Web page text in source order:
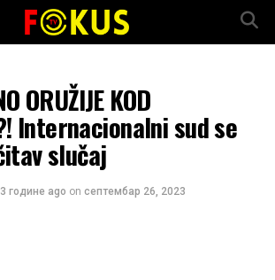
ORUŽIJE KOD
Internacionalni sud se
slučaj
3 године ago on септембар 26, 2023